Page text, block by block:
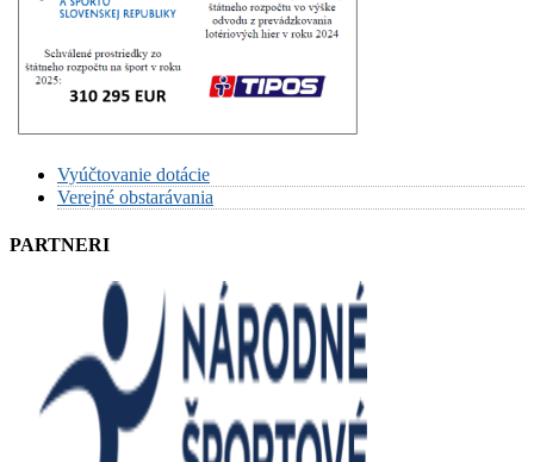
Vyúčtovanie dotácie
Verejné obstarávania
PARTNERI